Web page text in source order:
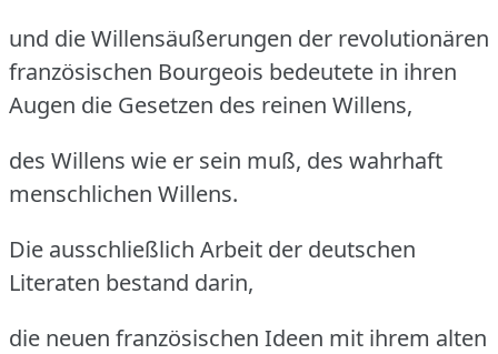
und die Willensäußerungen der revolutionären
französischen Bourgeois bedeutete in ihren
Augen die Gesetzen des reinen Willens,
des Willens wie er sein muß, des wahrhaft
menschlichen Willens.
Die ausschließlich Arbeit der deutschen
Literaten bestand darin,
die neuen französischen Ideen mit ihrem alten